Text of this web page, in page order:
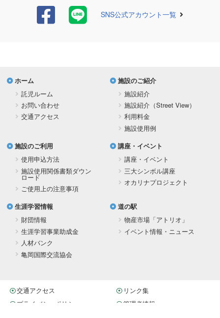
SNS公式アカウント一覧
ホーム
託児ルーム
お問い合わせ
交通アクセス
施設のご紹介
施設紹介
施設紹介（Street View）
利用料金
施設使用例
施設のご利用
使用申込方法
施設使用関係書類ダウン
ロード
ご使用上の注意事項
講座・イベント
講座・イベント
三大シンボル講座
オカリナプロジェクト
生涯学習情報
財団情報
生涯学習事業助成金
人材バンク
亀岡国際交流協会
道の駅
物産市場「アトリオ」
イベント情報・ニュース
交通アクセス
リンク集
プライバシーポリシー
管理者情報